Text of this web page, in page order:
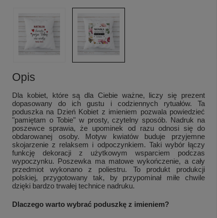
Opis
Dla kobiet, które są dla Ciebie ważne, liczy się prezent
dopasowany do ich gustu i codziennych rytuałów. Ta
poduszka na Dzień Kobiet z imieniem pozwala powiedzieć
"pamiętam o Tobie" w prosty, czytelny sposób. Nadruk na
poszewce sprawia, że upominek od razu odnosi się do
obdarowanej osoby. Motyw kwiatów buduje przyjemne
skojarzenie z relaksem i odpoczynkiem. Taki wybór łączy
funkcję dekoracji z użytkowym wsparciem podczas
wypoczynku. Poszewka ma matowe wykończenie, a cały
przedmiot wykonano z poliestru. To produkt produkcji
polskiej, przygotowany tak, by przypominał miłe chwile
dzięki bardzo trwałej technice nadruku.
Dlaczego warto wybrać poduszkę z imieniem?